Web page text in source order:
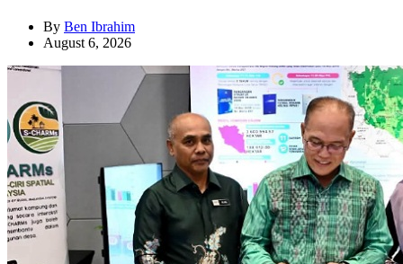
By Ben Ibrahim
August 6, 2026